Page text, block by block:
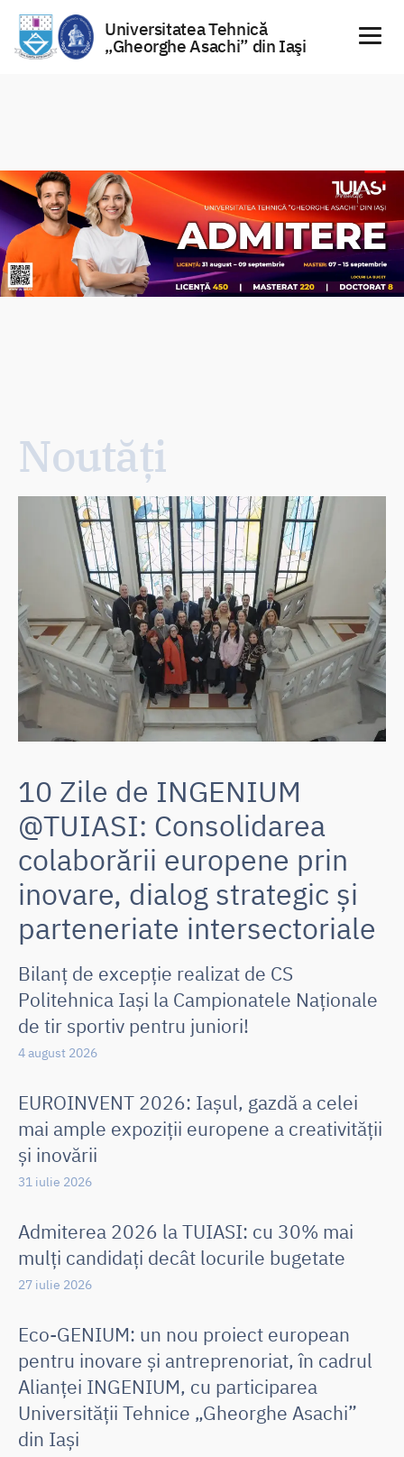
Universitatea Tehnică
„Gheorghe Asachi” din Iaşi
Noutăți
10 Zile de INGENIUM
@TUIASI: Consolidarea
colaborării europene prin
inovare, dialog strategic și
parteneriate intersectoriale
Bilanț de excepție realizat de CS
Politehnica Iași la Campionatele Naționale
de tir sportiv pentru juniori!
4 august 2026
EUROINVENT 2026: Iașul, gazdă a celei
mai ample expoziții europene a creativității
și inovării
31 iulie 2026
Admiterea 2026 la TUIASI: cu 30% mai
mulți candidați decât locurile bugetate
27 iulie 2026
Eco-GENIUM: un nou proiect european
pentru inovare și antreprenoriat, în cadrul
Alianței INGENIUM, cu participarea
Universității Tehnice „Gheorghe Asachi”
din Iași